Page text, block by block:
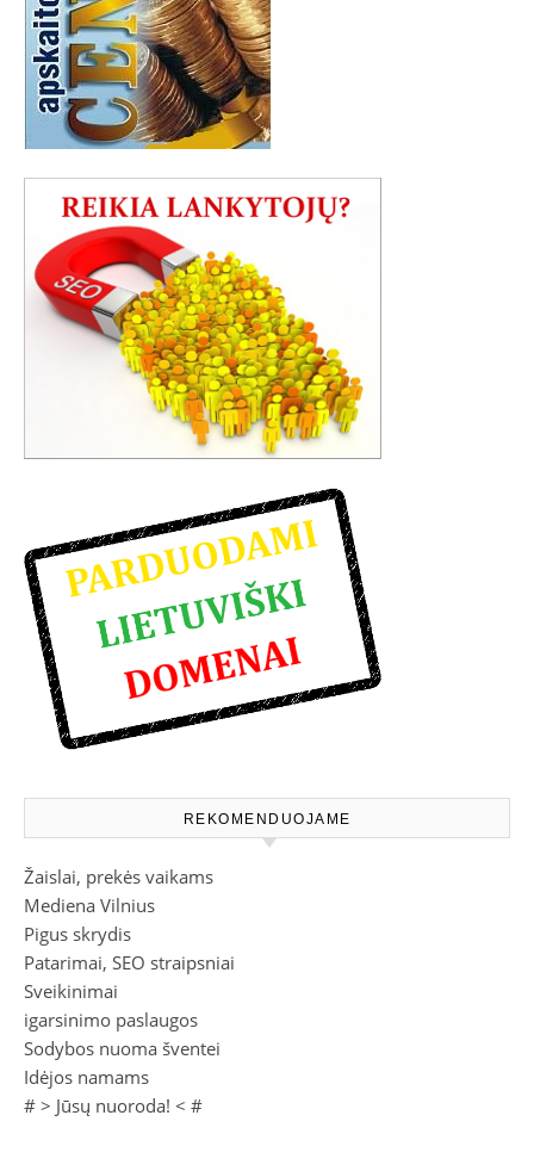
REKOMENDUOJAME
Žaislai, prekės vaikams
Mediena Vilnius
Pigus skrydis
Patarimai, SEO straipsniai
Sveikinimai
igarsinimo paslaugos
Sodybos nuoma šventei
Idėjos namams
# > Jūsų nuoroda! < #